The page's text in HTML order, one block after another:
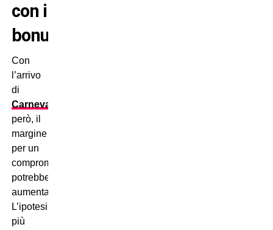
con i
bonus
Con
l’arrivo
di
Carnevali
però, il
margine
per un
compromesso
potrebbe
aumentare.
L’ipotesi
più